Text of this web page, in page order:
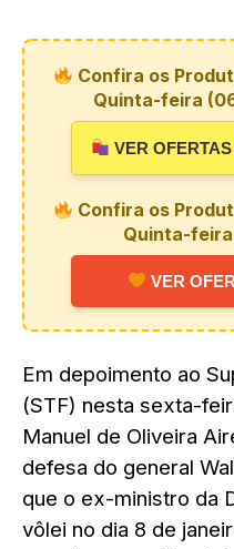
Confira os
Quinta-feira
VER
Confira os
Quinta-
VER
Em depoimento ao
(STF) nesta sexta-
Manuel de Oliveira
defesa do general
que o ex-ministro da
vôlei no dia 8 de